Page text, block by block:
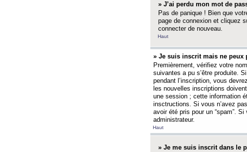
» J’ai perdu mon mot de
Pas de panique ! Bien que
page de connexion et cliquez
connecter de nouveau.
Haut
» Je suis inscrit mais ne peux
Premièrement, vérifiez votre
suivantes a pu s’être produite.
pendant l’inscription, vous
les nouvelles inscriptions
une session ; cette information
insctructions. Si vous n’avez
avoir été pris pour un “spam”.
administrateur.
Haut
» Je me suis inscrit dans le